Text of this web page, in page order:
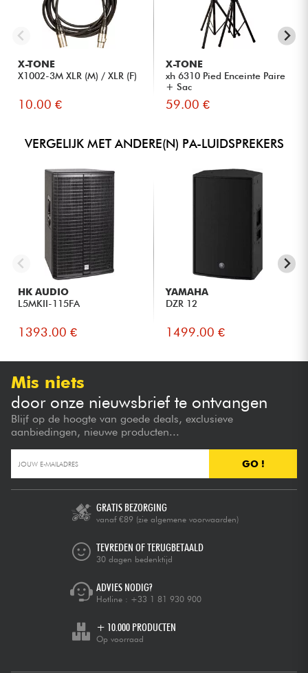
X-TONE
X1002-3M XLR (M) / XLR (F)
10.00 €
X-TONE
xh 6310 Pied Enceinte Paire
+ Sac
59.00 €
VERGELIJK MET ANDERE(N) PA-LUIDSPREKERS
HK AUDIO
L5MKII-115FA
1393.00 €
YAMAHA
DZR 12
1499.00 €
Mis niets
door onze nieuwsbrief te ontvangen
Blijf op de hoogte van goede deals, exclusieve
aanbiedingen, nieuwe producten...
GO !
GRATIS BEZORGING
vanaf €89 (zie algemene voorwaarden)
TEVREDEN OF TERUGBETAALD
30 dagen bedenktijd
ADVIES NODIG?
Hotline : +33 1 81 930 900
+ 10.000 PRODUCTEN
Op voorraad